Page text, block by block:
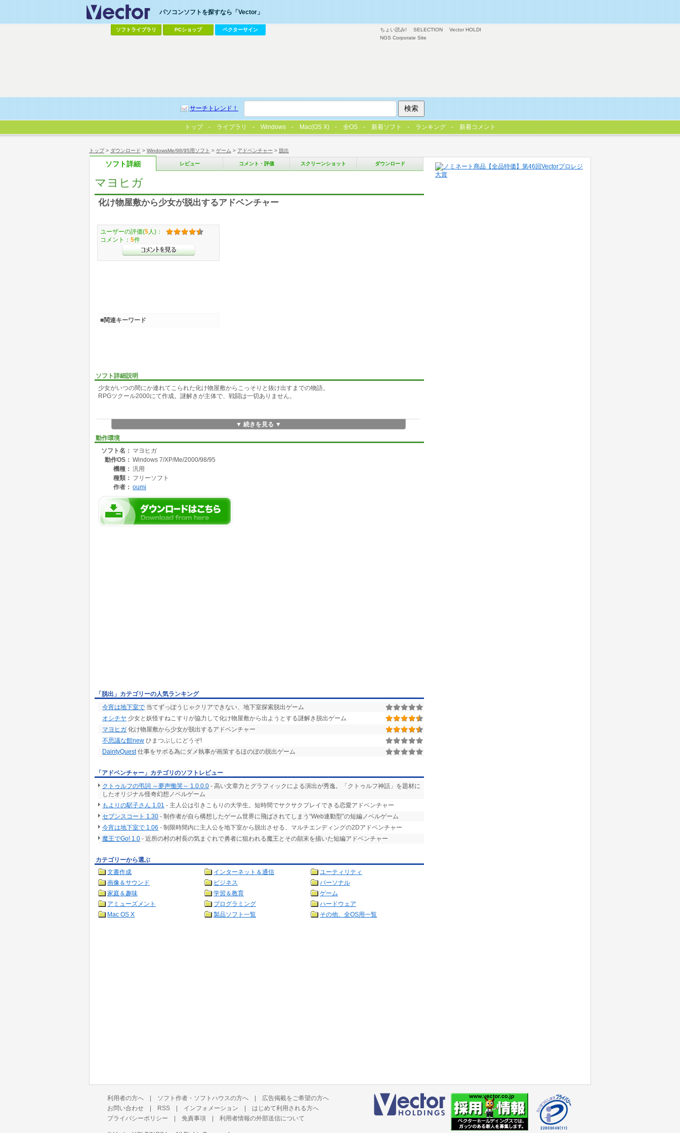
トップ> ダウンロード > WindowsMe/98/95用ソフト > ゲーム > アドベンチャー > 脱出
ソフト詳細 レビュー コメント・評価 スクリーンショット ダウンロード
マヨヒガ
化け物屋敷から少女が脱出するアドベンチャー
ソフト詳細説明
少女がいつの間にか連れてこられた化け物屋敷からこっそりと抜け出すまでの物語。
RPGツクール2000にて作成。謎解きが主体で、戦闘は一切ありません。
▼ 続きを見る ▼
動作環境
ソフト名： マヨヒガ
動作OS： Windows 7/XP/Me/2000/98/95
機種： 汎用
種類： フリーソフト
作者： oumi
ユーザーの評価(5 人)：
コメント： 5件
■関連キーワード
「脱出」カテゴリーの人気ランキング
今宵は地下室で 当てずっぽうじゃクリアできない、地下室探索脱出ゲーム
オシチヤ 少女と妖怪すねこすりが協力して化け物屋敷から出ようとする謎解き脱出ゲーム
マヨヒガ 化け物屋敷から少女が脱出するアドベンチャー
不思議な館new ひまつぶしにどうぞ!
DaintyQuest仕事をサボる為にダメ執事が画策するほのぼの脱出ゲーム
「アドベンチャー」カテゴリのソフトレビュー
クトゥルフの弔詞 ～夢声慟哭～ 1.0.0.0 - 高い文章力とグラフィックによる演出が秀逸。「クトゥルフ神話」を題材に
したオリジナル怪奇幻想ノベルゲーム
もよりの駅子さん 1.01 - 主人公は引きこもりの大学生。短時間でサクサクプレイできる恋愛アドベンチャー
セブンスコート 1.30 - 制作者が自ら構想したゲーム世界に飛ばされてしまう“Web連動型”の短編ノベルゲーム
今宵は地下室で 1.06 - 制限時間内に主人公を地下室から脱出させる、マルチエンディングの2Dアドベンチャー
魔王でGo! 1.0 - 近所の村の村長の気まぐれで勇者に狙われる魔王とその顛末を描いた短編アドベンチャー
カテゴリーから選ぶ
文書作成
インターネット＆通信
ユーティリティ
画像＆サウンド
ビジネス
パーソナル
家庭＆趣味
学習＆教育
ゲーム
アミューズメント
プログラミング
ハードウェア
Mac OS X
製品ソフト一覧 その他、全OS用一覧
ちょい読み! SELECTION
Vector HOLDI
NGS Corporate Site
パソコンソフトを探すなら「Vector」
ソフトライブラリ PCショップ ベクターサイン
サーチトレンド！
トップ ライブラリ Windows Mac(OS X) 全OS 新着ソフト ランキング 新着コメント
利用者の方へ | ソフト作者・ソフトハウスの方へ | 広告掲載をご希望の方へ
お問い合わせ | RSS | インフォメーション | はじめて利用される方へ
プライバシーポリシー | 免責事項 | 利用者情報の外部送信について